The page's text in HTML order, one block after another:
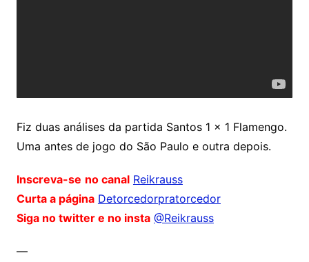
Fiz duas análises da partida Santos 1 x 1 Flamengo.
Uma antes de jogo do São Paulo e outra depois.
Inscreva-se no canal Reikrauss
Curta a página Detorcedorpratorcedor
Siga no twitter e no insta @Reikrauss
—